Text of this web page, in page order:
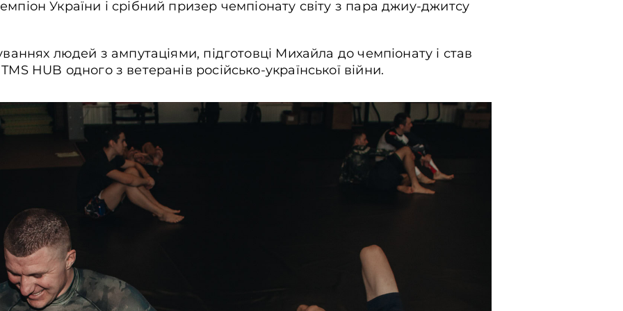
України і срібний призер чемпіонату світу з пара джиу-джитсу
людей з ампутаціями, підготовці Михайла до чемпіонату і став
HUB одного з ветеранів російсько-української війни.